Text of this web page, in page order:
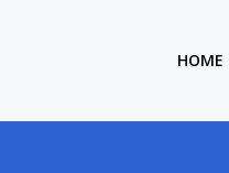
HOME